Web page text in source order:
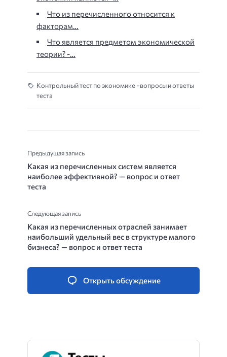
Что из перечисленного относится к
факторам…
Что является предметом экономической
теории? -…
Контрольный тест по экономике - вопросы и ответы
теста
Предыдущая запись
Какая из перечисленных систем является
наиболее эффективной? — вопрос и ответ
теста
Следующая запись
Какая из перечисленных отраслей занимает
наибольший удельный вес в структуре малого
бизнеса? — вопрос и ответ теста
Открыть обсуждение